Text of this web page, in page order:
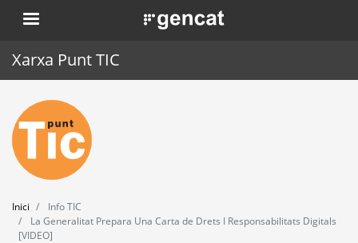
Vés
al
. Obre en una nova finestra.
Xarxa Punt TIC
Inici
Punt TIC
Actualitat
Agenda
Inici
Info TIC
La Generalitat Prepara Una Carta de Drets I Responsabilitats Digitals
[VIDEO]